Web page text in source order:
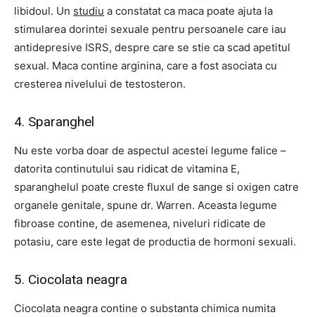
libidoul. Un studiu a constatat ca maca poate ajuta la
stimularea dorintei sexuale pentru persoanele care iau
antidepresive ISRS, despre care se stie ca scad apetitul
sexual. Maca contine arginina, care a fost asociata cu
cresterea nivelului de testosteron.
4. Sparanghel
Nu este vorba doar de aspectul acestei legume falice –
datorita continutului sau ridicat de vitamina E,
sparanghelul poate creste fluxul de sange si oxigen catre
organele genitale, spune dr. Warren. Aceasta legume
fibroase contine, de asemenea, niveluri ridicate de
potasiu, care este legat de productia de hormoni sexuali.
5. Ciocolata neagra
Ciocolata neagra contine o substanta chimica numita